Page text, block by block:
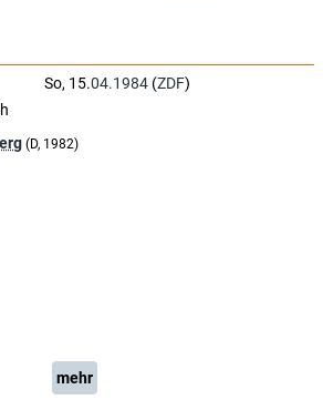
So, 15.04.1984 (ZDF)
(D, 1982)
mehr